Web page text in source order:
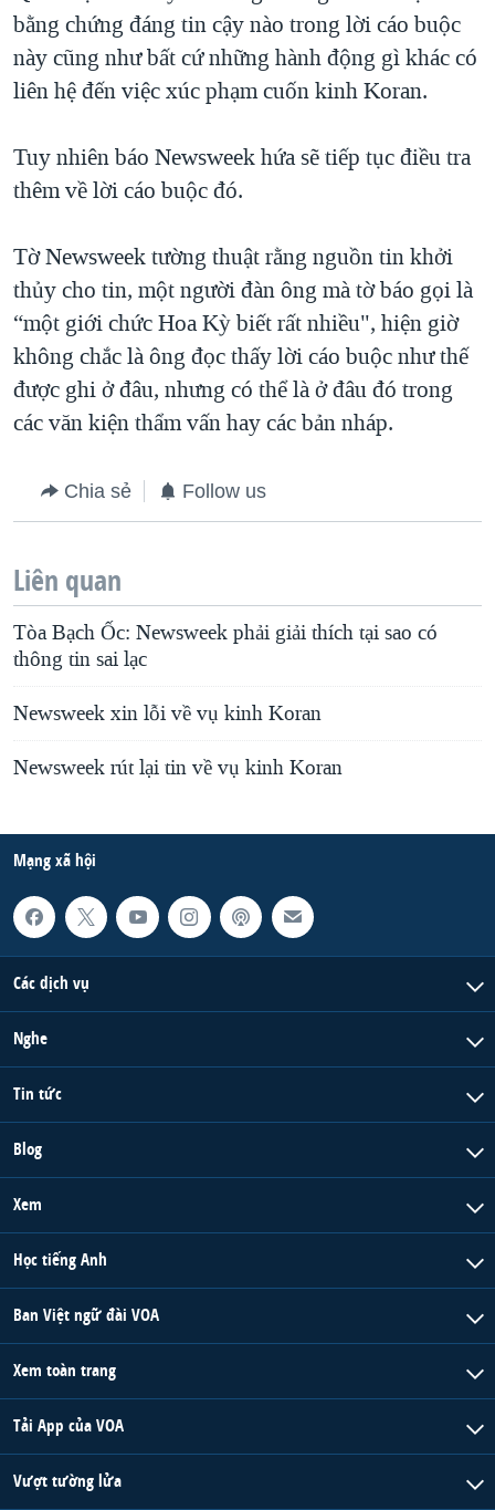
QUAN HỆ VIỆT MỸ
bằng chứng đáng tin cậy nào trong lời cáo buộc
này cũng như bất cứ những hành động gì khác có
liên hệ đến việc xúc phạm cuốn kinh Koran.
Tuy nhiên báo Newsweek hứa sẽ tiếp tục điều tra
thêm về lời cáo buộc đó.
Tờ Newsweek tường thuật rằng nguồn tin khởi
thủy cho tin, một người đàn ông mà tờ báo gọi là
“một giới chức Hoa Kỳ biết rất nhiều", hiện giờ
không chắc là ông đọc thấy lời cáo buộc như thế
được ghi ở đâu, nhưng có thể là ở đâu đó trong
các văn kiện thẩm vấn hay các bản nháp.
Chia sẻ Follow us
Liên quan
Tòa Bạch Ốc: Newsweek phải giải thích tại sao có
thông tin sai lạc
Newsweek xin lỗi về vụ kinh Koran
Newsweek rút lại tin về vụ kinh Koran
Mạng xã hội
Các dịch vụ
Nghe
Tin tức
Blog
Xem
Học tiếng Anh
Ban Việt ngữ đài VOA
Xem toàn trang
Tải App của VOA
Vượt tường lửa